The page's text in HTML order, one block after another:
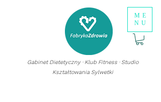
ME
NU
Gabinet Dietetyczny · Klub Fitness · Studio
Kształtowania Sylwetki